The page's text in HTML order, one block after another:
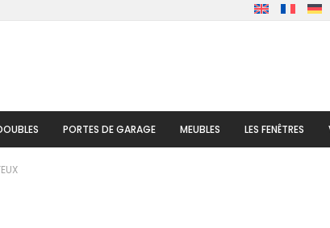
PORTES DE GARAGE MEUBLES LES FENÊTRES